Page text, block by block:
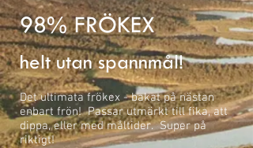
98% FRÖKEX
helt utan spannmål!
Det ultimata frökex - bakat på nästan
enbart frön! Passar utmärkt till fika, att
dippa, eller med måltider. Super på
riktigt!